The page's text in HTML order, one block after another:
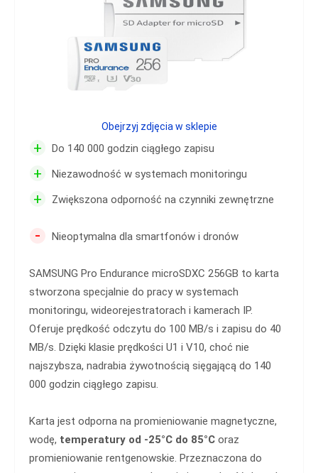
+ Do 140 000 godzin ciągłego zapisu
+ Niezawodność w systemach monitoringu
+ Zwiększona odporność na czynniki zewnętrzne
- Nieoptymalna dla smartfonów i dronów
SAMSUNG Pro Endurance microSDXC 256GB to karta
stworzona specjalnie do pracy w systemach
monitoringu, wideorejestratorach i kamerach IP.
Oferuje prędkość odczytu do 100 MB/s i zapisu do 40
MB/s. Dzięki klasie prędkości U1 i V10, choć nie
najszybsza, nadrabia żywotnością sięgającą do 140
000 godzin ciągłego zapisu.
Karta jest odporna na promieniowanie magnetyczne,
wodę, temperatury od -25°C do 85°C oraz
promieniowanie rentgenowskie. Przeznaczona do
Obejrzyj zdjęcia w sklepie